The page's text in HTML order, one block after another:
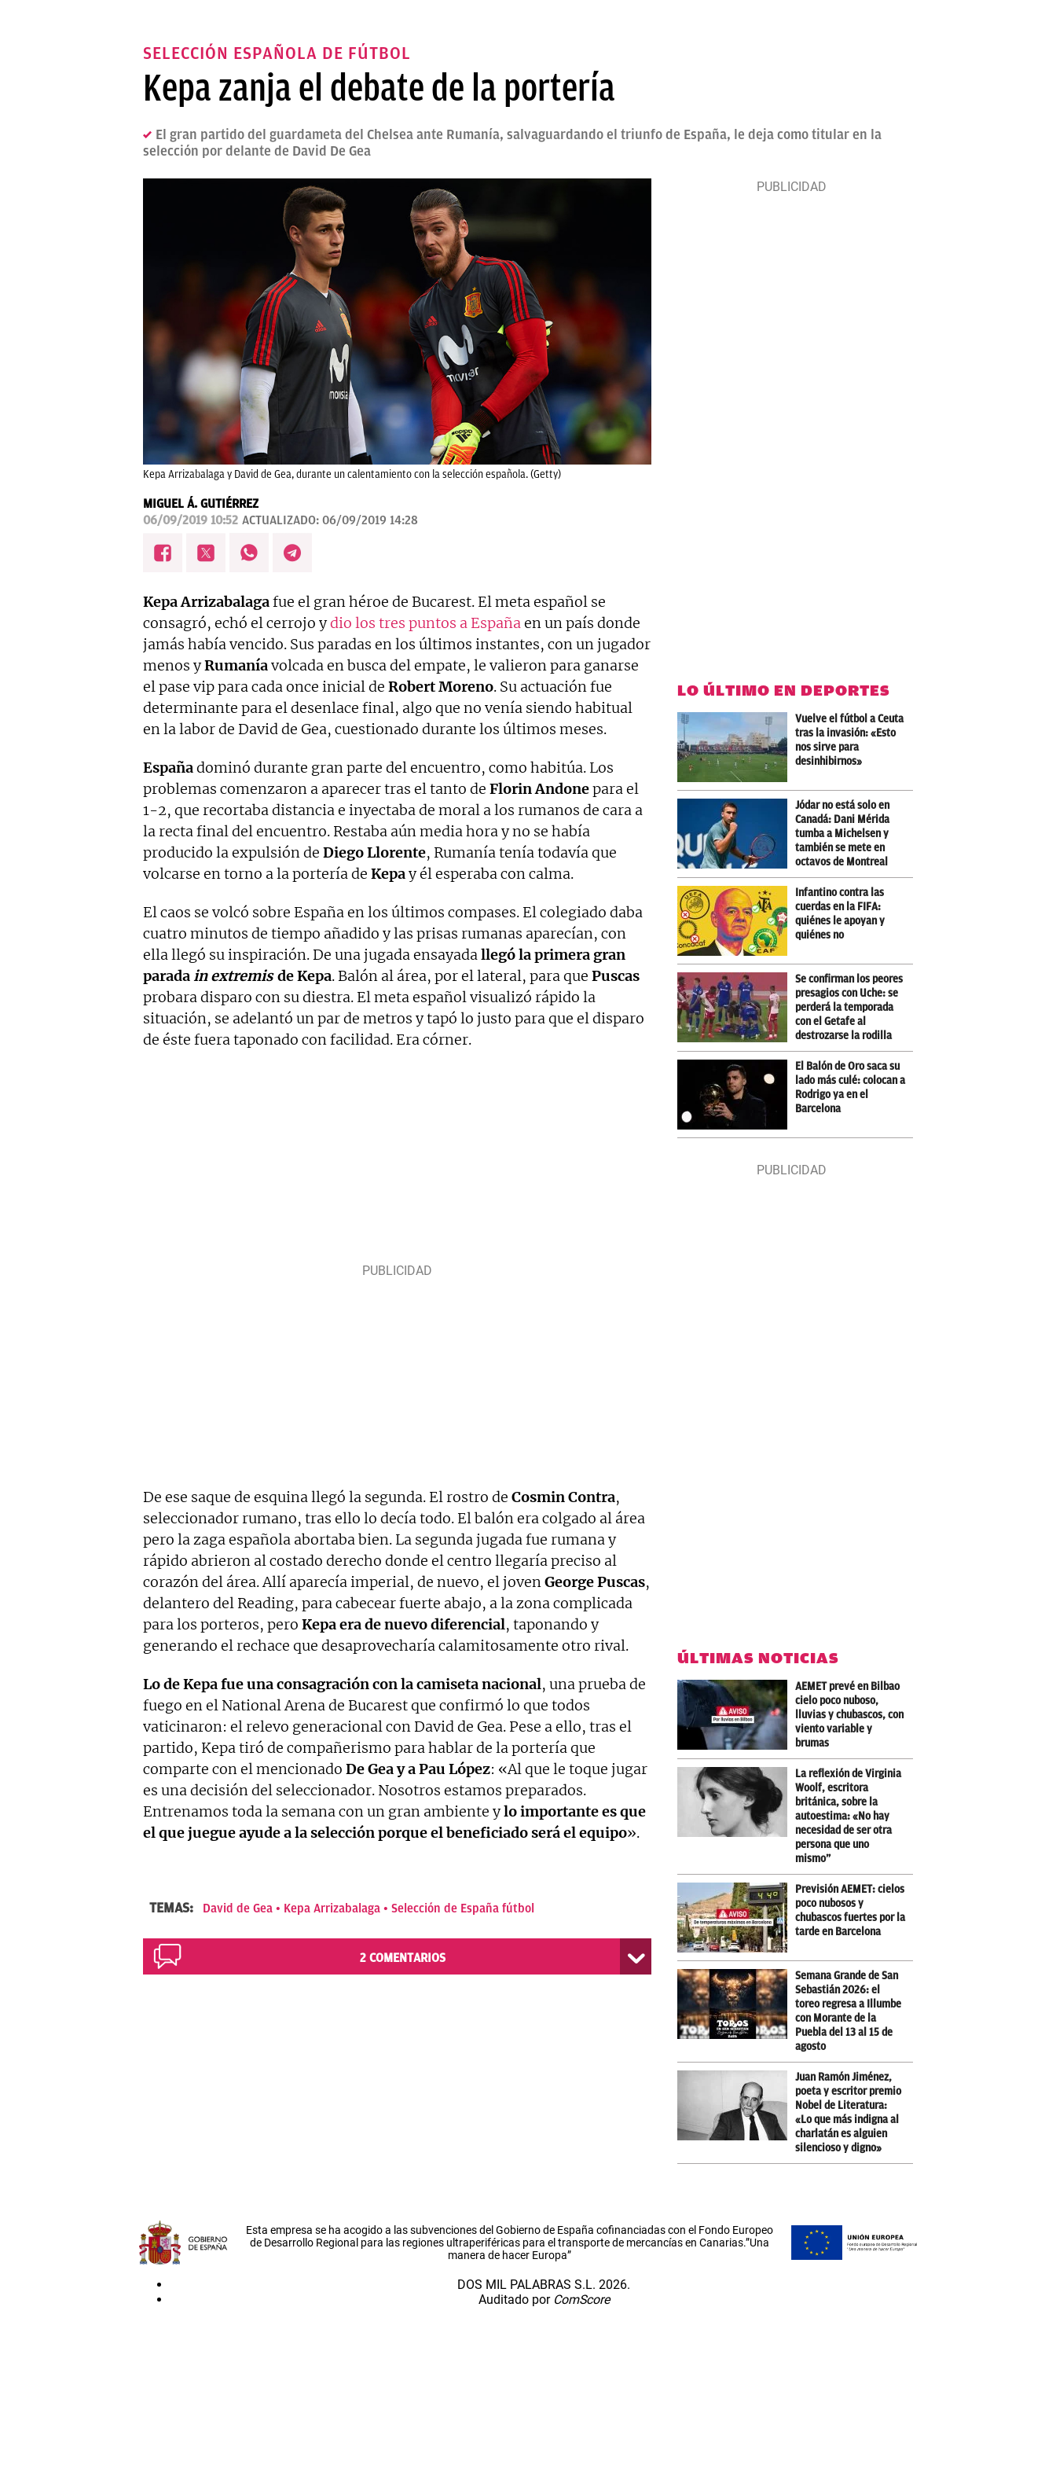
SELECCIÓN ESPAÑOLA DE FÚTBOL
Kepa zanja el debate de la portería
El gran partido del guardameta del Chelsea ante Rumanía, salvaguardando el triunfo de España, le deja como titular en la
selección por delante de David De Gea
Kepa Arrizabalaga y David de Gea, durante un calentamiento con la selección española. (Getty)
MIGUEL Á. GUTIÉRREZ
06/09/2019 10:52 ACTUALIZADO: 06/09/2019 14:28
Kepa Arrizabalagafue el gran héroe de Bucarest. El meta español se
consagró, echó el cerrojo ydio los tres puntos a Españaen un país donde
jamás había vencido. Sus paradas en los últimos instantes, con un jugador
menos yRumaníavolcada en busca del empate, le valieron para ganarse
el pase vip para cada once inicial de Robert Moreno. Su actuación fue
determinante para el desenlace final, algo que no venía siendo habitual
en la labor de David de Gea, cuestionado durante los últimos meses.
Españadominó durante gran parte del encuentro, como habitúa. Los
problemas comenzaron a aparecer tras el tanto de Florin Andonepara el
1-2, que recortaba distancia e inyectaba de moral a los rumanos de cara a
la recta final del encuentro. Restaba aún media hora y no se había
producido la expulsión de Diego Llorente, Rumanía tenía todavía que
volcarse en torno a la portería de Kepay él esperaba con calma.
El caos se volcó sobre España en los últimos compases. El colegiado daba
cuatro minutos de tiempo añadido y las prisas rumanas aparecían, con
ella llegó su inspiración. De una jugada ensayadallegó la primera gran
paradain extremisde Kepa. Balón al área, por el lateral, para que Puscas
probara disparo con su diestra. El meta español visualizó rápido la
situación, se adelantó un par de metros y tapó lo justo para que el disparo
de éste fuera taponado con facilidad. Era córner.
De ese saque de esquina llegó la segunda. El rostro de Cosmin Contra,
seleccionador rumano, tras ello lo decía todo. El balón era colgado al área
pero la zaga española abortaba bien. La segunda jugada fue rumana y
rápido abrieron al costado derecho donde el centro llegaría preciso al
corazón del área. Allí aparecía imperial, de nuevo, el jovenGeorge Puscas,
delantero del Reading, para cabecear fuerte abajo, a la zona complicada
para los porteros, pero Kepa era de nuevo diferencial, taponando y
generando el rechace que desaprovecharía calamitosamente otro rival.
Lo de Kepa fue una consagración con la camiseta nacional, una prueba de
fuego en el National Arena de Bucarest que confirmó lo que todos
vaticinaron: el relevo generacional con David de Gea. Pese a ello, tras el
partido, Kepa tiró de compañerismo para hablar de la portería que
comparte con el mencionado De Gea y a Pau López: «Al que le toque jugar
es una decisión del seleccionador. Nosotros estamos preparados.
Entrenamos toda la semana con un gran ambiente ylo importante es que
el que juegue ayude a la selección porque el beneficiado será el equipo».
TEMAS: David de Gea Kepa Arrizabalaga Selección de España fútbol
2 COMENTARIOS
LO ÚLTIMO EN DEPORTES
Vuelve el fútbol a Ceuta
tras la invasión: «Esto
nos sirve para
desinhibirnos»
Jódar no está solo en
Canadá: Dani Mérida
tumba a Michelsen y
también se mete en
octavos de Montreal
Infantino contra las
cuerdas en la FIFA:
quiénes le apoyan y
quiénes no
Se confirman los peores
presagios con Uche: se
perderá la temporada
con el Getafe al
destrozarse la rodilla
El Balón de Oro saca su
lado más culé: colocan a
Rodrigo ya en el
Barcelona
ÚLTIMAS NOTICIAS
AEMET prevé en Bilbao
cielo poco nuboso,
lluvias y chubascos, con
viento variable y
brumas
La reflexión de Virginia
Woolf, escritora
británica, sobre la
autoestima: «No hay
necesidad de ser otra
persona que uno
mismo”
Previsión AEMET: cielos
poco nubosos y
chubascos fuertes por la
tarde en Barcelona
Semana Grande de San
Sebastián 2026: el
toreo regresa a Illumbe
con Morante de la
Puebla del 13 al 15 de
agosto
Juan Ramón Jiménez,
poeta y escritor premio
Nobel de Literatura:
«Lo que más indigna al
charlatán es alguien
silencioso y digno»
Esta empresa se ha acogido a las subvenciones del Gobierno de España cofinanciadas con el Fondo Europeo
de Desarrollo Regional para las regiones ultraperiféricas para el transporte de mercancías en Canarias.”Una
manera de hacer Europa”
DOS MIL PALABRAS S.L. 2026.
Auditado por ComScore